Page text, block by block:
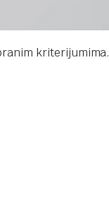
kriterijumima.